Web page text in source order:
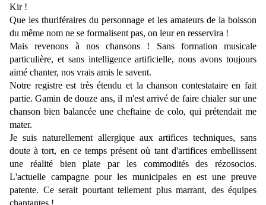
Kir !
Que les thuriféraires du personnage et les amateurs de la boisson
du même nom ne se formalisent pas, on leur en resservira !
Mais revenons à nos chansons ! Sans formation musicale
particulière, et sans intelligence artificielle, nous avons toujours
aimé chanter, nos vrais amis le savent.
Notre registre est très étendu et la chanson contestataire en fait
partie. Gamin de douze ans, il m'est arrivé de faire chialer sur une
chanson bien balancée une cheftaine de colo, qui prétendait me
mater.
Je suis naturellement allergique aux artifices techniques, sans
doute à tort, en ce temps présent où tant d'artifices embellissent
une réalité bien plate par les commodités des rézosocios.
L'actuelle campagne pour les municipales en est une preuve
patente. Ce serait pourtant tellement plus marrant, des équipes